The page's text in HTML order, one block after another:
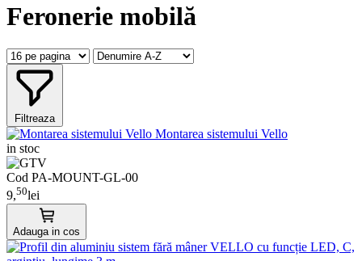
Feronerie mobilă
Filtreaza
Montarea sistemului Vello
in stoc
Cod PA-MOUNT-GL-00
9,50lei
Adauga in cos